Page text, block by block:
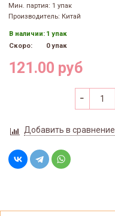
Мин. партия: 1 упак
Производитель: Китай
В наличии: 1 упак
Скоро:
0 упак
121.00 руб
Добавить в сравнение